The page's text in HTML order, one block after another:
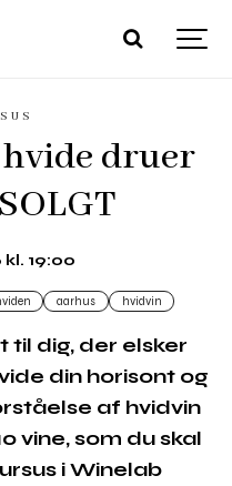
druer
19:00
aarhus hvidvin
til dig, der elsker
din horisont og
af hvidvin
vine, som du skal
i Winelab